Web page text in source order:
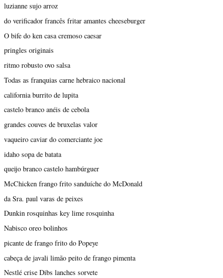
luzianne sujo arroz
do verificador francês fritar amantes cheeseburger
O bife do ken casa cremoso caesar
pringles originais
ritmo robusto ovo salsa
Todas as franquias carne hebraico nacional
california burrito de lupita
castelo branco anéis de cebola
grandes couves de bruxelas valor
vaqueiro caviar do comerciante joe
idaho sopa de batata
queijo branco castelo hambúrguer
McChicken frango frito sanduíche do McDonald
da Sra. paul varas de peixes
Dunkin rosquinhas key lime rosquinha
Nabisco oreo bolinhos
picante de frango frito do Popeye
cabeça de javali limão peito de frango pimenta
Nestlé crise Dibs lanches sorvete